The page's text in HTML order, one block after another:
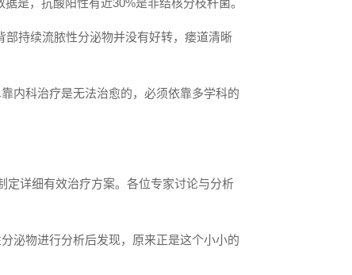
是，抗酸阳性有近30%是非结核分枝杆菌。
持续流脓性分泌物并没有好转，瘘道清晰
内科治疗是无法治愈的，必须依靠多学科的
定详细有效治疗方案。各位专家讨论与分析
泌物进行分析后发现，原来正是这个小小的